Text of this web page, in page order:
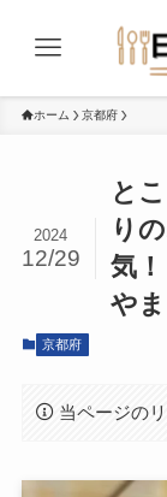
ホーム 京都府
と
り
気
や
2024
12/29
京都府
当ページの